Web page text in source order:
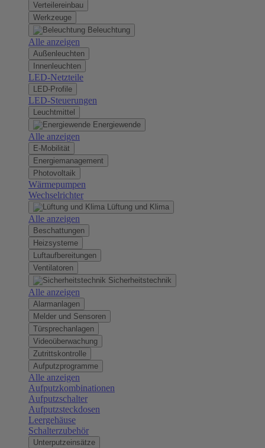
Verteilereinbau
Werkzeuge
Beleuchtung
Alle anzeigen
Außenleuchten
Innenleuchten
LED-Netzteile
LED-Profile
LED-Steuerungen
Leuchtmittel
Energiewende
Alle anzeigen
E-Mobilität
Energiemanagement
Photovoltaik
Wärmepumpen
Wechselrichter
Lüftung und Klima
Alle anzeigen
Beschattungen
Heizsysteme
Luftaufbereitungen
Ventilatoren
Sicherheitstechnik
Alle anzeigen
Alarmanlagen
Melder und Sensoren
Türsprechanlagen
Videoüberwachung
Zutrittskontrolle
Aufputzprogramme
Alle anzeigen
Aufputzkombinationen
Aufputzschalter
Aufputzsteckdosen
Leergehäuse
Schalterzubehör
Unterputzeinsätze